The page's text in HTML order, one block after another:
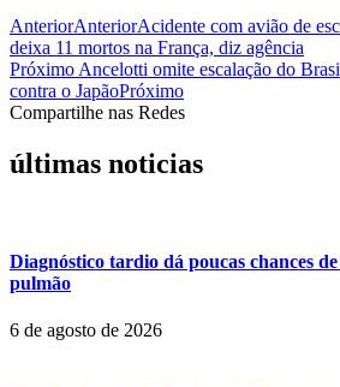
AnteriorAnteriorAcidente com avião de
deixa 11 mortos na França, diz agência
Próximo Ancelotti omite escalação do
contra o JapãoPróximo
Compartilhe nas Redes
últimas noticias
Diagnóstico tardio dá poucas chances
pulmão
6 de agosto de 2026